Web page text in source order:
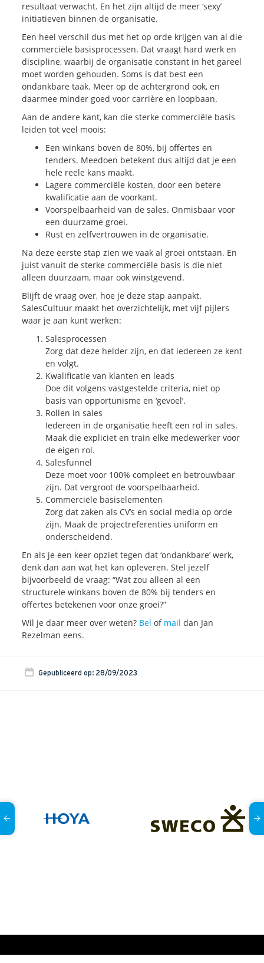
resultaat verwacht. En het zijn altijd de meer ‘sexy’
initiatieven binnen de organisatie.
Een heel verschil dus met het op orde krijgen van al die
commerciële basisprocessen. Dat vraagt hard werk en
discipline, waarbij de organisatie constant in het gareel
moet worden gehouden. Soms is dat best een
ondankbare taak. Meer op de achtergrond ook, en
daarmee minder goed voor carrière en loopbaan.
Aan de andere kant, kan die sterke commerciële basis
leiden tot veel moois:
Een winkans boven de 80%, bij offertes en
tenders. Meedoen betekent dus altijd dat je een
hele reële kans maakt.
Lagere commerciële kosten, door een betere
kwalificatie aan de voorkant.
Voorspelbaarheid van de sales. Onmisbaar voor
een duurzame groei.
Rust en zelfvertrouwen in de organisatie.
Na deze eerste stap zien we vaak al groei ontstaan. En
juist vanuit de sterke commerciële basis is die niet
alleen duurzaam, maar ook winstgevend.
Blijft de vraag over, hoe je deze stap aanpakt.
SalesCultuur maakt het overzichtelijk, met vijf pijlers
waar je aan kunt werken:
Salesprocessen
Zorg dat deze helder zijn, en dat iedereen ze kent
en volgt.
Kwalificatie van klanten en leads
Doe dit volgens vastgestelde criteria, niet op
basis van opportunisme en ‘gevoel’.
Rollen in sales
Iedereen in de organisatie heeft een rol in sales.
Maak die expliciet en train elke medewerker voor
de eigen rol.
Salesfunnel
Deze moet voor 100% compleet en betrouwbaar
zijn. Dat vergroot de voorspelbaarheid.
Commerciële basiselementen
Zorg dat zaken als CV’s en social media op orde
zijn. Maak de projectreferenties uniform en
onderscheidend.
En als je een keer opziet tegen dat ‘ondankbare’ werk,
denk dan aan wat het kan opleveren. Stel jezelf
bijvoorbeeld de vraag: “Wat zou alleen al een
structurele winkans boven de 80% bij tenders en
offertes betekenen voor onze groei?”
Wil je daar meer over weten? Bel of mail dan Jan
Rezelman eens.
Gepubliceerd op: 28/09/2023